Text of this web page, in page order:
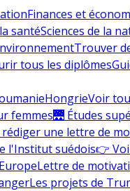
Finances et
santéSciences de la
Trouver
tous les diplômes
HongrieVoir
femmes🌉 Études
rédiger une lettre de
l'Institut suédois👉
Lettre de
Les projets de